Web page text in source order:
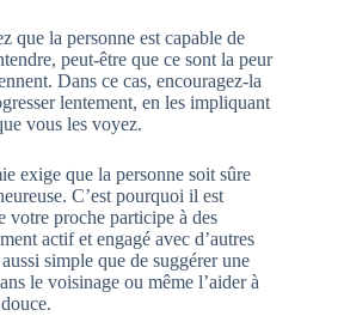
que la personne est capable de
peut-être que ce sont la peur
Dans ce cas, encouragez-la
lentement, en les impliquant
vous les voyez.
exige que la personne soit sûre
C’est pourquoi il est
votre proche participe à des
actif et engagé avec d’autres
simple que de suggérer une
le voisinage ou même l’aider à